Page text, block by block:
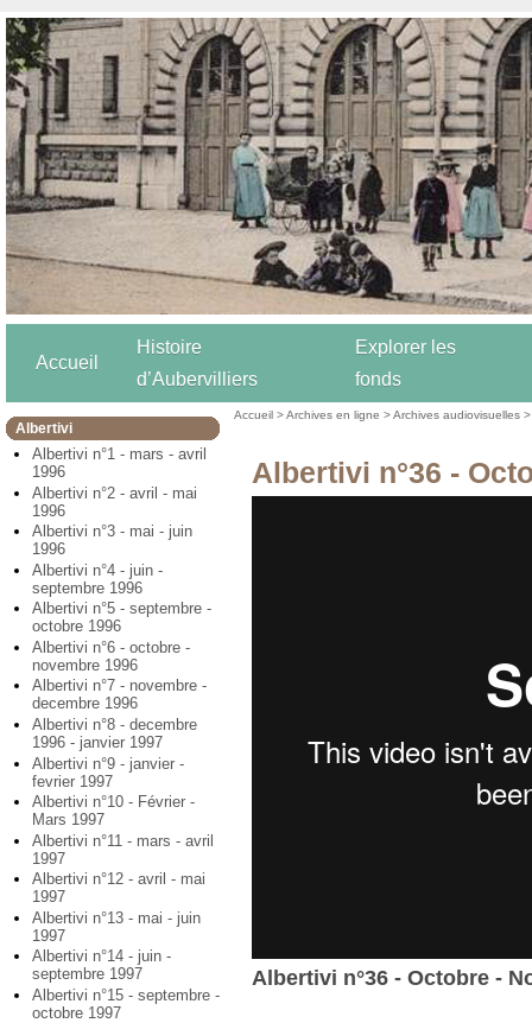
Accueil
Histoire
d’Aubervilliers
Explorer les
fonds
Albertivi
Albertivi n°1 - mars - avril
1996
Albertivi n°2 - avril - mai
1996
Albertivi n°3 - mai - juin
1996
Albertivi n°4 - juin -
septembre 1996
Albertivi n°5 - septembre -
octobre 1996
Albertivi n°6 - octobre -
novembre 1996
Albertivi n°7 - novembre -
decembre 1996
Albertivi n°8 - decembre
1996 - janvier 1997
Albertivi n°9 - janvier -
fevrier 1997
Albertivi n°10 - Février -
Mars 1997
Albertivi n°11 - mars - avril
1997
Albertivi n°12 - avril - mai
1997
Albertivi n°13 - mai - juin
1997
Albertivi n°14 - juin -
septembre 1997
Albertivi n°15 - septembre -
octobre 1997
Accueil >Archives en ligne >Archives audiovisuelles
Albertivi n°36 -
Albertivi n°36 - Octobre -